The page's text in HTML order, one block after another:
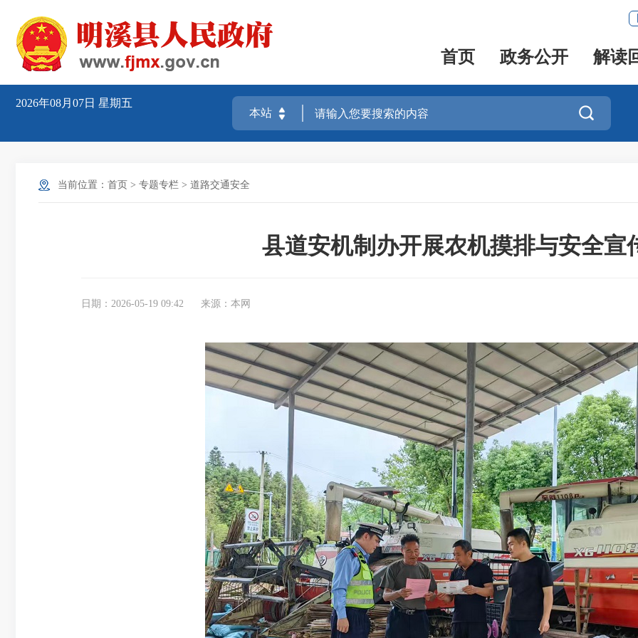
首页 政务公开 解读
2026年08月07日 星期五

当前位置： 首页 > 专题专栏 > 道路交通安全
县道安机制办开展农机摸排与安全宣
日期：2026-05-19 09:42 来源：本网